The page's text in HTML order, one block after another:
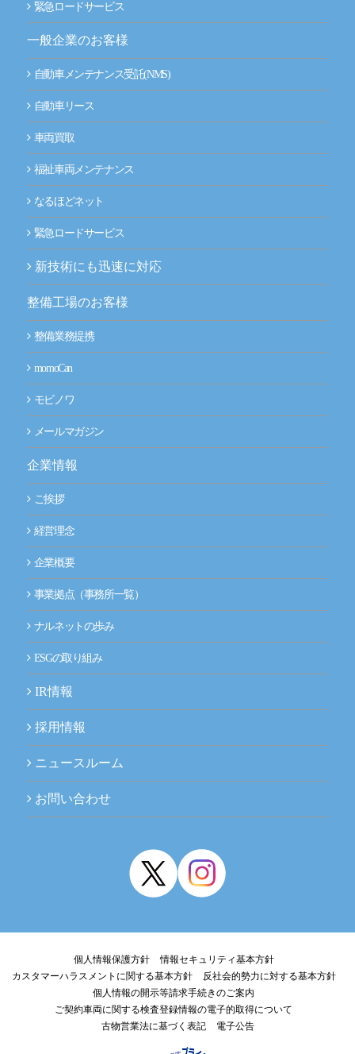
緊急ロードサービス
一般企業のお客様
自動車メンテナンス受託(NMS)
自動車リース
車両買取
福祉車両メンテナンス
なるほどネット
緊急ロードサービス
新技術にも迅速に対応
整備工場のお客様
整備業務提携
momoCan
モビノワ
メールマガジン
企業情報
ご挨拶
経営理念
企業概要
事業拠点（事務所一覧）
ナルネットの歩み
ESGの取り組み
IR情報
採用情報
ニュースルーム
お問い合わせ
個人情報保護方針
情報セキュリティ基本方針
カスタマーハラスメントに関する基本方針
反社会的勢力に対する基本方針
個人情報の開示等請求手続きのご案内
ご契約車両に関する検査登録情報の電子的取得について
古物営業法に基づく表記
電子公告
事業拠点（事務所一覧）
ESGの取り組み
IR情報
採用情報
ニュースルーム
CLOSE